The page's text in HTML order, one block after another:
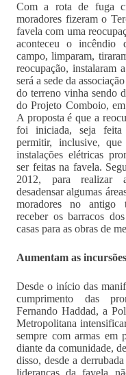
Com a rota de fuga
moradores fizeram o
favela com uma
aconteceu o incêndio
campo, limparam,
reocupação, instalaram
será a sede da
do terreno vinha sendo
do Projeto Comboio,
A proposta é que a
foi iniciada, seja feita
permitir, inclusive,
instalações elétricas
ser feitas na favela.
2012, para realizar
desadensar algumas
moradores no antigo
receber os barracos
casas para as obras de
Aumentam as
Desde o início das
cumprimento das
Fernando Haddad, a
Metropolitana
sempre com armas em
diante da comunidade,
disso, desde a
lideranças da favela